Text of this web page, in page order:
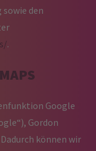
den
.
Google
Gordon
können wir